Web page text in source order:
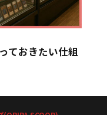
ておきたい仕組